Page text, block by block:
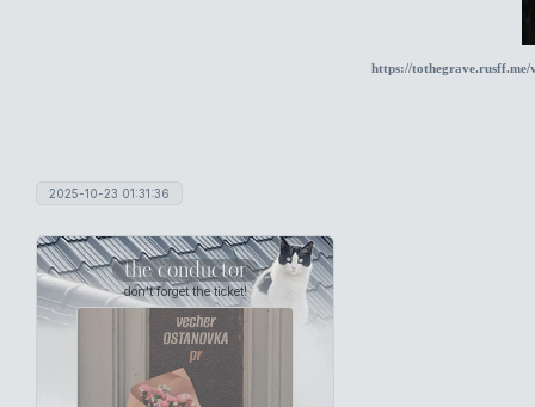
https://
2025-10-23 01:31:36
the conductor
don't forget the ticket!